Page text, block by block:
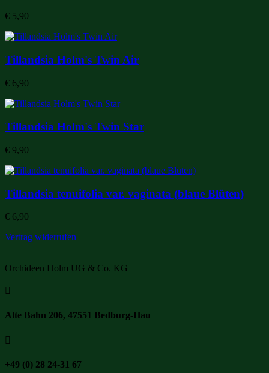
€ 5,90
Tillandsia Holm's Twin Air
€ 6,90
Tillandsia Holm's Twin Star
€ 9,90
Tillandsia tenuifolia var. vaginata (blaue Blüten)
€ 6,90
Vertrag widerrufen
Orchideen Holm UG & Co. KG

Alte Bahn 206, 47551 Bedburg-Hau

+49 (0) 28 24-31 67